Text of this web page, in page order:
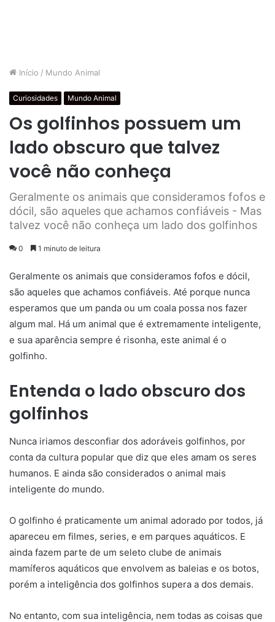
Início / Mundo Animal
Curiosidades Mundo Animal
Os golfinhos possuem um
lado obscuro que talvez
você não conheça
Geralmente os animais que consideramos fofos e
dócil, são aqueles que achamos confiáveis - Mas
talvez você não conheça um lado dos golfinhos
0 1 minuto de leitura
Geralmente os animais que consideramos fofos e dócil,
são aqueles que achamos confiáveis. Até porque nunca
esperamos que um panda ou um coala possa nos fazer
algum mal. Há um animal que é extremamente inteligente,
e sua aparência sempre é risonha, este animal é o
golfinho.
Entenda o lado obscuro dos
golfinhos
Nunca iriamos desconfiar dos adoráveis golfinhos, por
conta da cultura popular que diz que eles amam os seres
humanos. E ainda são considerados o animal mais
inteligente do mundo.
O golfinho é praticamente um animal adorado por todos, já
apareceu em filmes, series, e em parques aquáticos. E
ainda fazem parte de um seleto clube de animais
mamíferos aquáticos que envolvem as baleias e os botos,
porém a inteligência dos golfinhos supera a dos demais.
No entanto, com sua inteligência, nem todas as coisas que